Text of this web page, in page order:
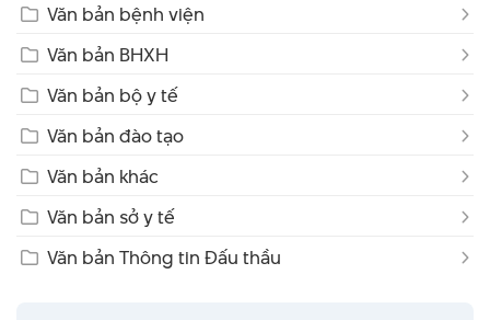
Văn bản bệnh viện
Văn bản BHXH
Văn bản bộ y tế
Văn bản đào tạo
Văn bản khác
Văn bản sở y tế
Văn bản Thông tin Đấu thầu